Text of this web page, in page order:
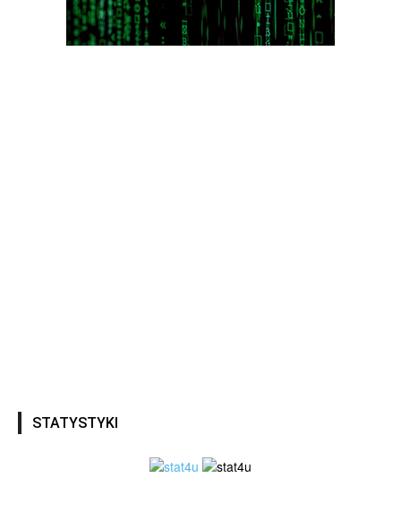
STATYSTYKI